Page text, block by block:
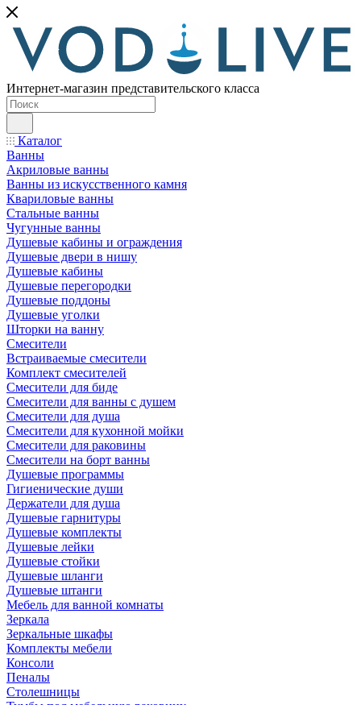
Интернет-магазин представительского класса
Каталог
Ванны
Акриловые ванны
Ванны из искусственного камня
Квариловые ванны
Стальные ванны
Чугунные ванны
Душевые кабины и ограждения
Душевые двери в нишу
Душевые кабины
Душевые перегородки
Душевые поддоны
Душевые уголки
Шторки на ванну
Смесители
Встраиваемые смесители
Комплект смесителей
Смесители для биде
Смесители для ванны с душем
Смесители для душа
Смесители для кухонной мойки
Смесители для раковины
Смесители на борт ванны
Душевые программы
Гигиенические души
Держатели для душа
Душевые гарнитуры
Душевые комплекты
Душевые лейки
Душевые стойки
Душевые шланги
Душевые штанги
Мебель для ванной комнаты
Зеркала
Зеркальные шкафы
Комплекты мебели
Консоли
Пеналы
Столешницы